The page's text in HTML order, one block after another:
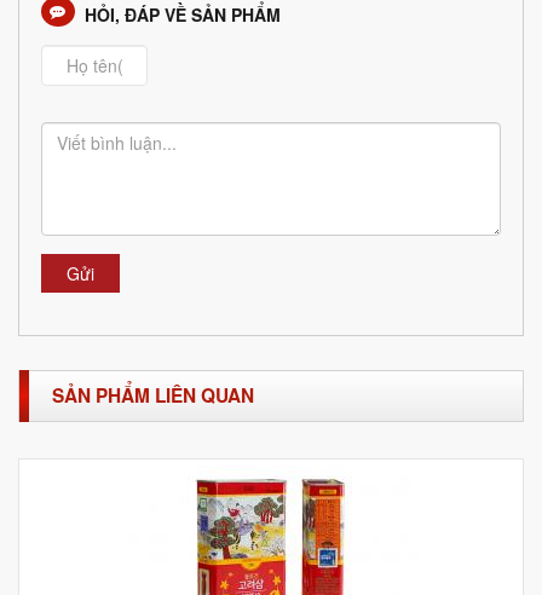
HỎI, ĐÁP VỀ SẢN PHẨM
Gửi
SẢN PHẨM LIÊN QUAN